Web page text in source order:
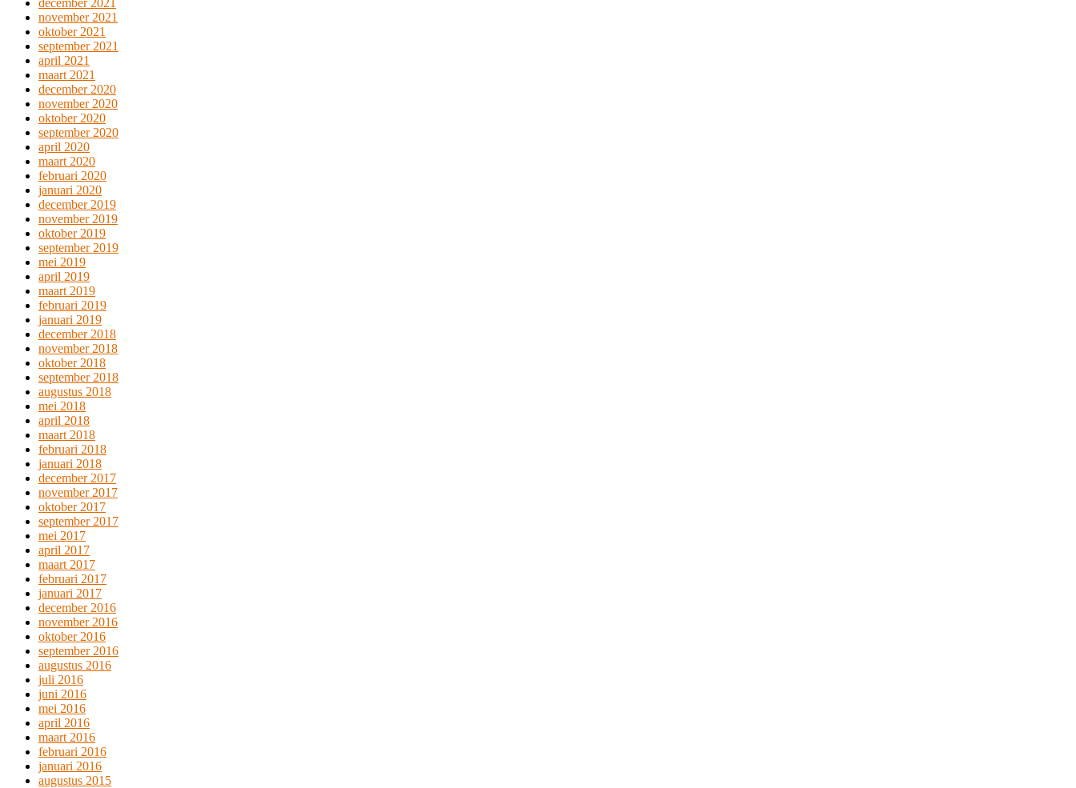
november 2021
oktober 2021
september 2021
april 2021
maart 2021
december 2020
november 2020
oktober 2020
september 2020
april 2020
maart 2020
februari 2020
januari 2020
december 2019
november 2019
oktober 2019
september 2019
mei 2019
april 2019
maart 2019
februari 2019
januari 2019
december 2018
november 2018
oktober 2018
september 2018
augustus 2018
mei 2018
april 2018
maart 2018
februari 2018
januari 2018
december 2017
november 2017
oktober 2017
september 2017
mei 2017
april 2017
maart 2017
februari 2017
januari 2017
december 2016
november 2016
oktober 2016
september 2016
augustus 2016
juli 2016
juni 2016
mei 2016
april 2016
maart 2016
februari 2016
januari 2016
augustus 2015